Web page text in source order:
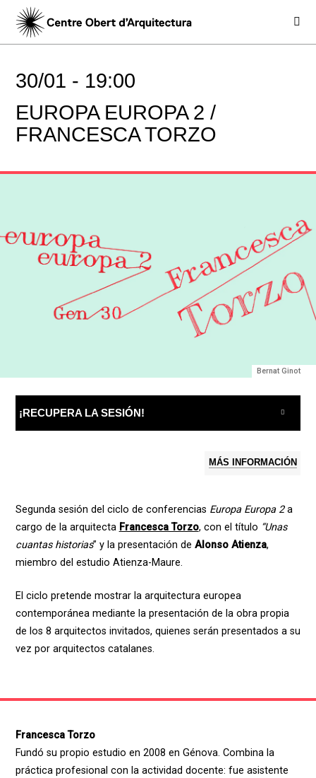
30/01 - 19:00
EUROPA EUROPA 2 /
FRANCESCA TORZO
Bernat Ginot
¡RECUPERA LA SESIÓN!
MÁS INFORMACIÓN
Segunda sesión del ciclo de conferencias Europa Europa 2a
cargo de la arquitecta Francesca Torzo, con el título “Unas
cuantas historias” y la presentación de Alonso Atienza,
miembro del estudio Atienza-Maure.
El ciclo pretende mostrar la arquitectura europea
contemporánea mediante la presentación de la obra propia
de los 8 arquitectos invitados, quienes serán presentados a su
vez por arquitectos catalanes.
Francesca Torzo
Fundó su propio estudio en 2008 en Génova. Combina la
práctica profesional con la actividad docente: fue asistente